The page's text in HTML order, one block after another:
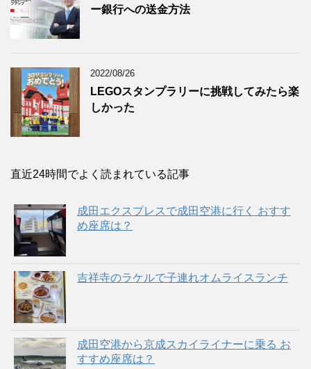
ー銀行への送金方法
2022/08/26
LEGOスタンプラリーに挑戦してみたら楽
しかった
直近24時間でよく読まれている記事
成田エクスプレスで成田空港に行く おすす
め座席は？
吉祥寺のラケルで子連れオムライスランチ
成田空港から京成スカイライナーに乗る お
すすめ座席は？